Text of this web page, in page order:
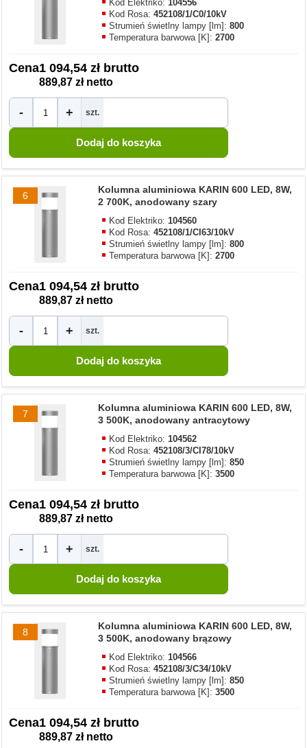
Kod Elektriko:104556
Kod Rosa:452108/1/C0/10kV
Strumień świetlny lampy [lm]:800
Temperatura barwowa [K]:2700
Cena1 094,54 zł brutto
889,87 zł netto
- + szt.
6
Kolumna aluminiowa KARIN 600 LED, 8W,
2 700K, anodowany szary
Kod Elektriko:104560
Kod Rosa:452108/1/CI63/10kV
Strumień świetlny lampy [lm]:800
Temperatura barwowa [K]:2700
Cena1 094,54 zł brutto
889,87 zł netto
- + szt.
7
Kolumna aluminiowa KARIN 600 LED, 8W,
3 500K, anodowany antracytowy
Kod Elektriko:104562
Kod Rosa:452108/3/CI78/10kV
Strumień świetlny lampy [lm]:850
Temperatura barwowa [K]:3500
Cena1 094,54 zł brutto
889,87 zł netto
- + szt.
8
Kolumna aluminiowa KARIN 600 LED, 8W,
3 500K, anodowany brązowy
Kod Elektriko:104566
Kod Rosa:452108/3/C34/10kV
Strumień świetlny lampy [lm]:850
Temperatura barwowa [K]:3500
Cena1 094,54 zł brutto
889,87 zł netto